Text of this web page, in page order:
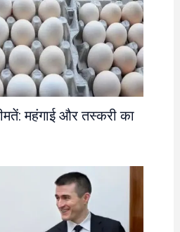
महंगाई और तस्करी का